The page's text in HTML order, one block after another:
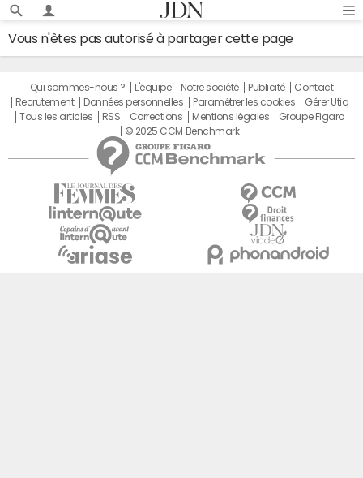
Vous n'êtes pas autorisé à partager cette page
Qui sommes-nous ? L'équipe Notre société Publicité
Contact
Recrutement
Données personnelles Paramétrer les cookies
Gérer Utiq
Tous les articles
RSS Corrections Mentions légales
Groupe Figaro
© 2025 CCM Benchmark